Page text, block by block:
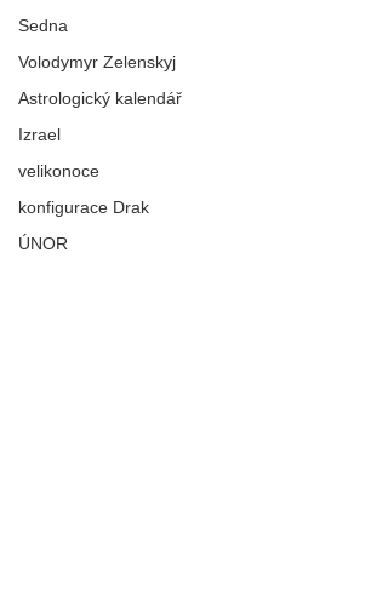
Sedna
Volodymyr Zelenskyj
Astrologický kalendář
Izrael
velikonoce
konfigurace Drak
ÚNOR